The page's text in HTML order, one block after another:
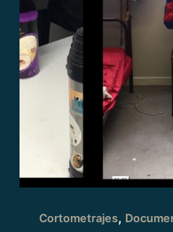
Cortometrajes,